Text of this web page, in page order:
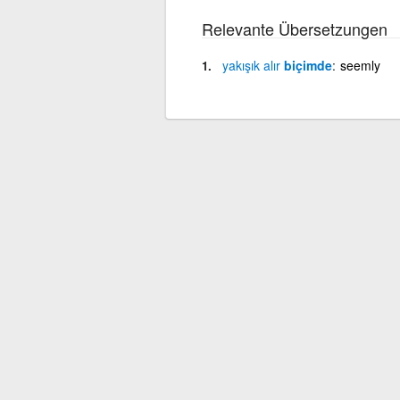
Relevante Übersetzungen
yakışık alırbiçimde seemly